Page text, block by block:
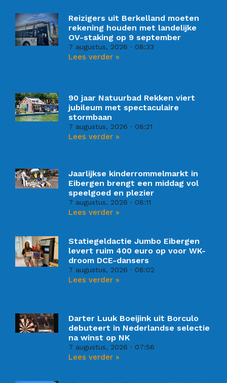
Reizigers uit Berkelland moeten
rekening houden met landelijke
OV-staking op 9 september
7 augustus, 2026 08:33
Lees verder »
90 jaar Natuurbad Rekken viert
jubileum met spectaculaire
stormbaan
7 augustus, 2026 08:21
Lees verder »
Jaarlijkse kinderrommelmarkt in
Eibergen brengt een middag vol
speelgoed en plezier
7 augustus, 2026 08:11
Lees verder »
Statiegeldactie Jumbo Eibergen
levert ruim 400 euro op voor WK-
droom DCE-dansers
7 augustus, 2026 08:02
Lees verder »
Darter Luuk Boeijink uit Borculo
debuteert in Nederlandse selectie
na winst op NK
7 augustus, 2026 07:56
Lees verder »